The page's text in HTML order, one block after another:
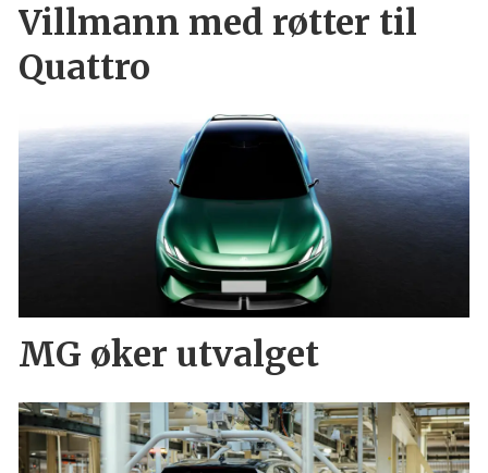
Villmann med røtter til
Quattro
MG øker utvalget